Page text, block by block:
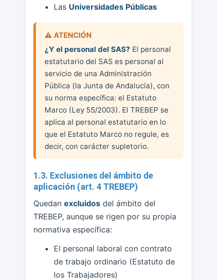
Las Universidades Públicas
¿Y el personal del SAS? El personal
estatutario del SAS es personal al
servicio de una Administración
Pública (la Junta de Andalucía), con
su norma específica: el Estatuto
Marco (Ley 55/2003). El TREBEP se
aplica al personal estatutario en lo
que el Estatuto Marco no regule, es
decir, con carácter supletorio.
1.3. Exclusiones del ámbito de
aplicación (art. 4 TREBEP)
Quedanexcluidos del ámbito del
TREBEP, aunque se rigen por su propia
normativa específica:
El personal laboral con contrato
de trabajo ordinario (Estatuto de
los Trabajadores)